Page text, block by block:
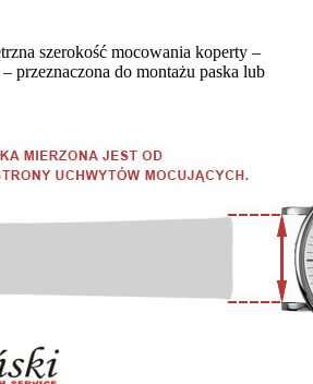
szerokość mocowania koperty –
przeznaczona do montażu paska lub